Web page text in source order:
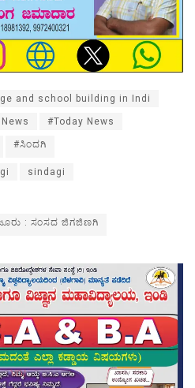
and school building in Indi
#Today News
#ಸಿಂದಗಿ
sindagi
: ಸಂಸದ ಜಿಗಜಿಣಗಿ